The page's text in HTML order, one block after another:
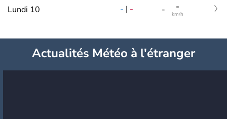
Lundi 10 - | - - -
km/h
Actualités Météo à l'étranger